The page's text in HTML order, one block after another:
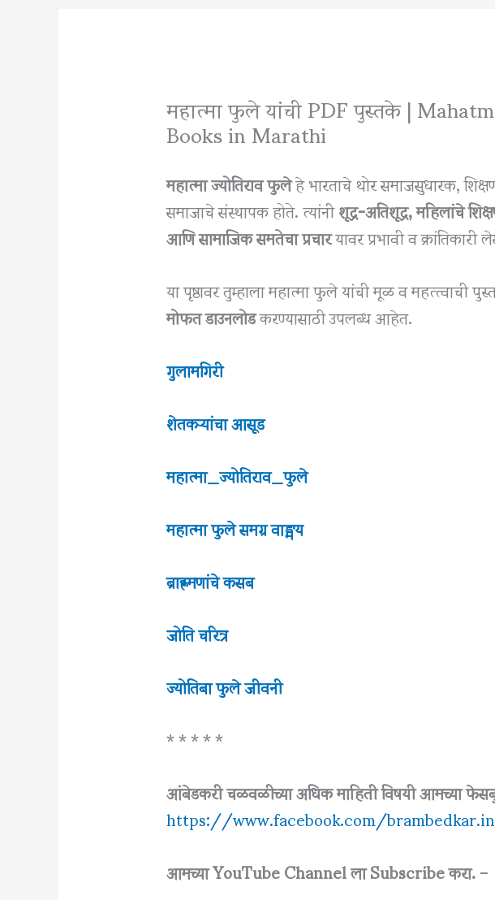
महात्मा फुले यांची PDF पुस्तके |
Books in Marathi
महात्मा ज्योतिराव फुलेहे भारताचे थोर समाजसुधारक,
समाजाचे संस्थापक होते. त्यांनीशूद्र-अतिशूद्र, महिलांचे
आणि सामाजिक समतेचा प्रचारयावर प्रभावी व
या पृष्ठावर तुम्हाला महात्मा फुले यांची मूळ व महत्त्वाची
मोफत डाउनलोडकरण्यासाठी उपलब्ध आहेत.
गुलामगिरी
शेतकऱ्यांचा आसूड
महात्मा_ज्योतिराव_फुले
महात्मा फुले समग्र वाङ्मय
ब्राह्णमणांचे कसब
जोति चरित्र
ज्योतिबा फुले जीवनी
* * * * *
आंबेडकरी चळवळीच्या अधिक माहिती विषयी आमच्या
https://www.facebook.com/
आमच्या YouTube Channel ला Subscribe करा.–